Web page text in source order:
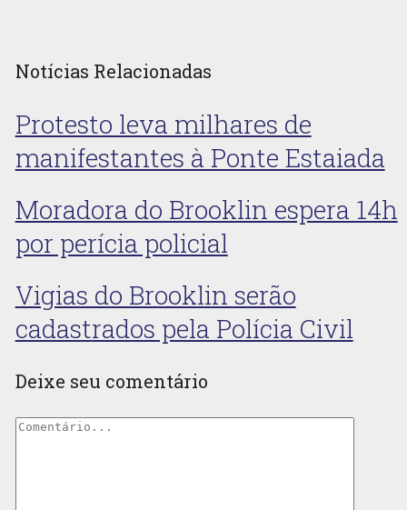
Notícias Relacionadas
Protesto leva milhares de
manifestantes à Ponte Estaiada
Moradora do Brooklin espera 14h
por perícia policial
Vigias do Brooklin serão
cadastrados pela Polícia Civil
Deixe seu comentário